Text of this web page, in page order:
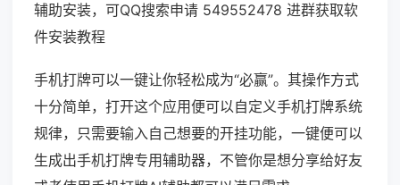
辅助安装，可QQ搜索申请 549552478 进群获取软
件安装教程
手机打牌可以一键让你轻松成为“必赢”。其操作方式
十分简单，打开这个应用便可以自定义手机打牌系统
规律，只需要输入自己想要的开挂功能，一键便可以
生成出手机打牌专用辅助器，不管你是想分享给好友